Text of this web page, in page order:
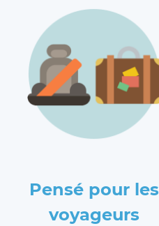
Pensé pour les
voyageurs